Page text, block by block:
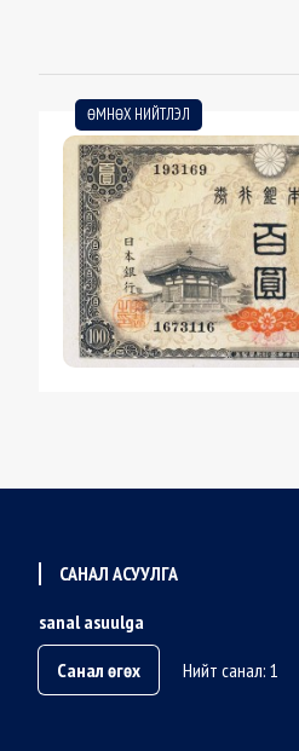
ӨМНӨХ НИЙТЛЭЛ
САНАЛ АСУУЛГА
sanal asuulga
Санал өгөх
Нийт санал: 1